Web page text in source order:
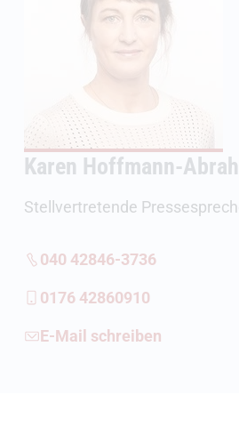
Karen Hoffmann-
Stellvertretende
040 42846-3736
0176 42860910
E-Mail schreiben